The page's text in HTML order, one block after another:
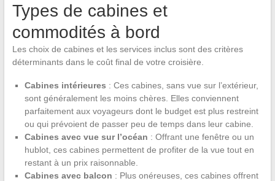
Types de cabines et
commodités à bord
Les choix de cabines et les services inclus sont des critères
déterminants dans le coût final de votre croisière.
Cabines intérieures : Ces cabines, sans vue sur l’extérieur,
sont généralement les moins chères. Elles conviennent
parfaitement aux voyageurs dont le budget est plus restreint
ou qui prévoient de passer peu de temps dans leur cabine.
Cabines avec vue sur l’océan : Offrant une fenêtre ou un
hublot, ces cabines permettent de profiter de la vue tout en
restant à un prix raisonnable.
Cabines avec balcon : Plus onéreuses, ces cabines offrent